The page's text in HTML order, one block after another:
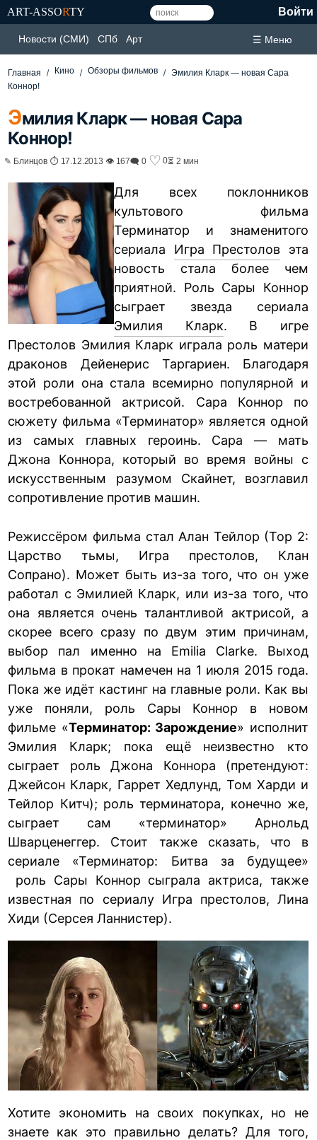
ART-ASSORTY Войти
Новости (СМИ) СПб Арт ☰ Меню
Главная Кино Обзоры фильмов
Эмилия Кларк — новая Сара
Коннор!
Эмилия Кларк — новая Сара
Коннор!
✎ Блинцов ⏱ 17.12.2013 👁 167🗨 0 ♡ 0⏳ 2 мин
Для всех поклонников
культового фильма
Терминатор и знаменитого
сериала Игра Престолов эта
новость стала более чем
приятной. Роль Сары Коннор
сыграет звезда сериала
Эмилия Кларк. В игре
Престолов Эмилия Кларк играла роль матери
драконов Дейенерис Таргариен. Благодаря
этой роли она стала всемирно популярной и
востребованной актрисой. Сара Коннор по
сюжету фильма «Терминатор» является одной
из самых главных героинь. Сара — мать
Джона Коннора, который во время войны с
искусственным разумом Скайнет, возглавил
сопротивление против машин.
Режиссёром фильма стал Алан Тейлор (Тор 2:
Царство тьмы, Игра престолов, Клан
Сопрано). Может быть из-за того, что он уже
работал с Эмилией Кларк, или из-за того, что
она является очень талантливой актрисой, а
скорее всего сразу по двум этим причинам,
выбор пал именно на Emilia Clarke. Выход
фильма в прокат намечен на 1 июля 2015 года.
Пока же идёт кастинг на главные роли. Как вы
уже поняли, роль Сары Коннор в новом
фильме «Терминатор: Зарождение» исполнит
Эмилия Кларк; пока ещё неизвестно кто
сыграет роль Джона Коннора (претендуют:
Джейсон Кларк, Гаррет Хедлунд, Том Харди и
Тейлор Китч); роль терминатора, конечно же,
сыграет сам «терминатор» Арнольд
Шварценеггер. Стоит также сказать, что в
сериале «Терминатор: Битва за будущее»
роль Сары Коннор сыграла актриса, также
известная по сериалу Игра престолов, Лина
Хиди (Серсея Ланнистер).
Хотите экономить на своих покупках, но не
знаете как это правильно делать? Для того,